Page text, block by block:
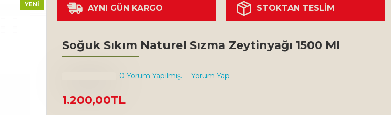
YENI
Soğuk Sıkım Naturel Sızma Zeytinyağı 1500 Ml
0 Yorum Yapılmış. - Yorum Yap
1.200,00TL
AYNI GÜN KARGO STOKTAN TESLİM